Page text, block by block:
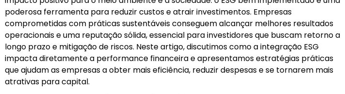
poderosa ferramenta para reduzir custos e atrair investimentos. Empresas
comprometidas com práticas sustentáveis conseguem alcançar melhores resultados
operacionais e uma reputação sólida, essencial para investidores que buscam retorno a
longo prazo e mitigação de riscos. Neste artigo, discutimos como a integração ESG
impacta diretamente a performance financeira e apresentamos estratégias práticas
que ajudam as empresas a obter mais eficiência, reduzir despesas e se tornarem mais
atrativas para capital.